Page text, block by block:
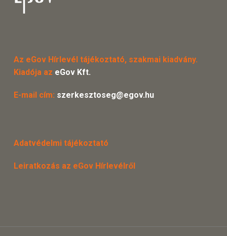
Az eGov Hírlevél tájékoztató, szakmai kiadvány.
Kiadója az eGov Kft.
E-mail cím: szerkesztoseg@egov.hu
Adatvédelmi tájékoztató
Leiratkozás az eGov Hírlevélről